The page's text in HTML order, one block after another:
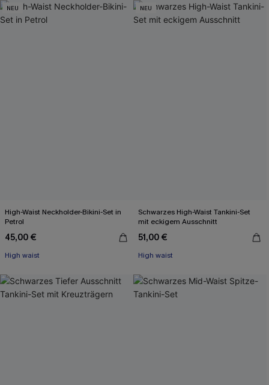
NEU
High-Waist Neckholder-Bikini-Set in
Petrol
45,00 €
High waist
NEU
Schwarzes High-Waist Tankini-Set
mit eckigem Ausschnitt
51,00 €
High waist